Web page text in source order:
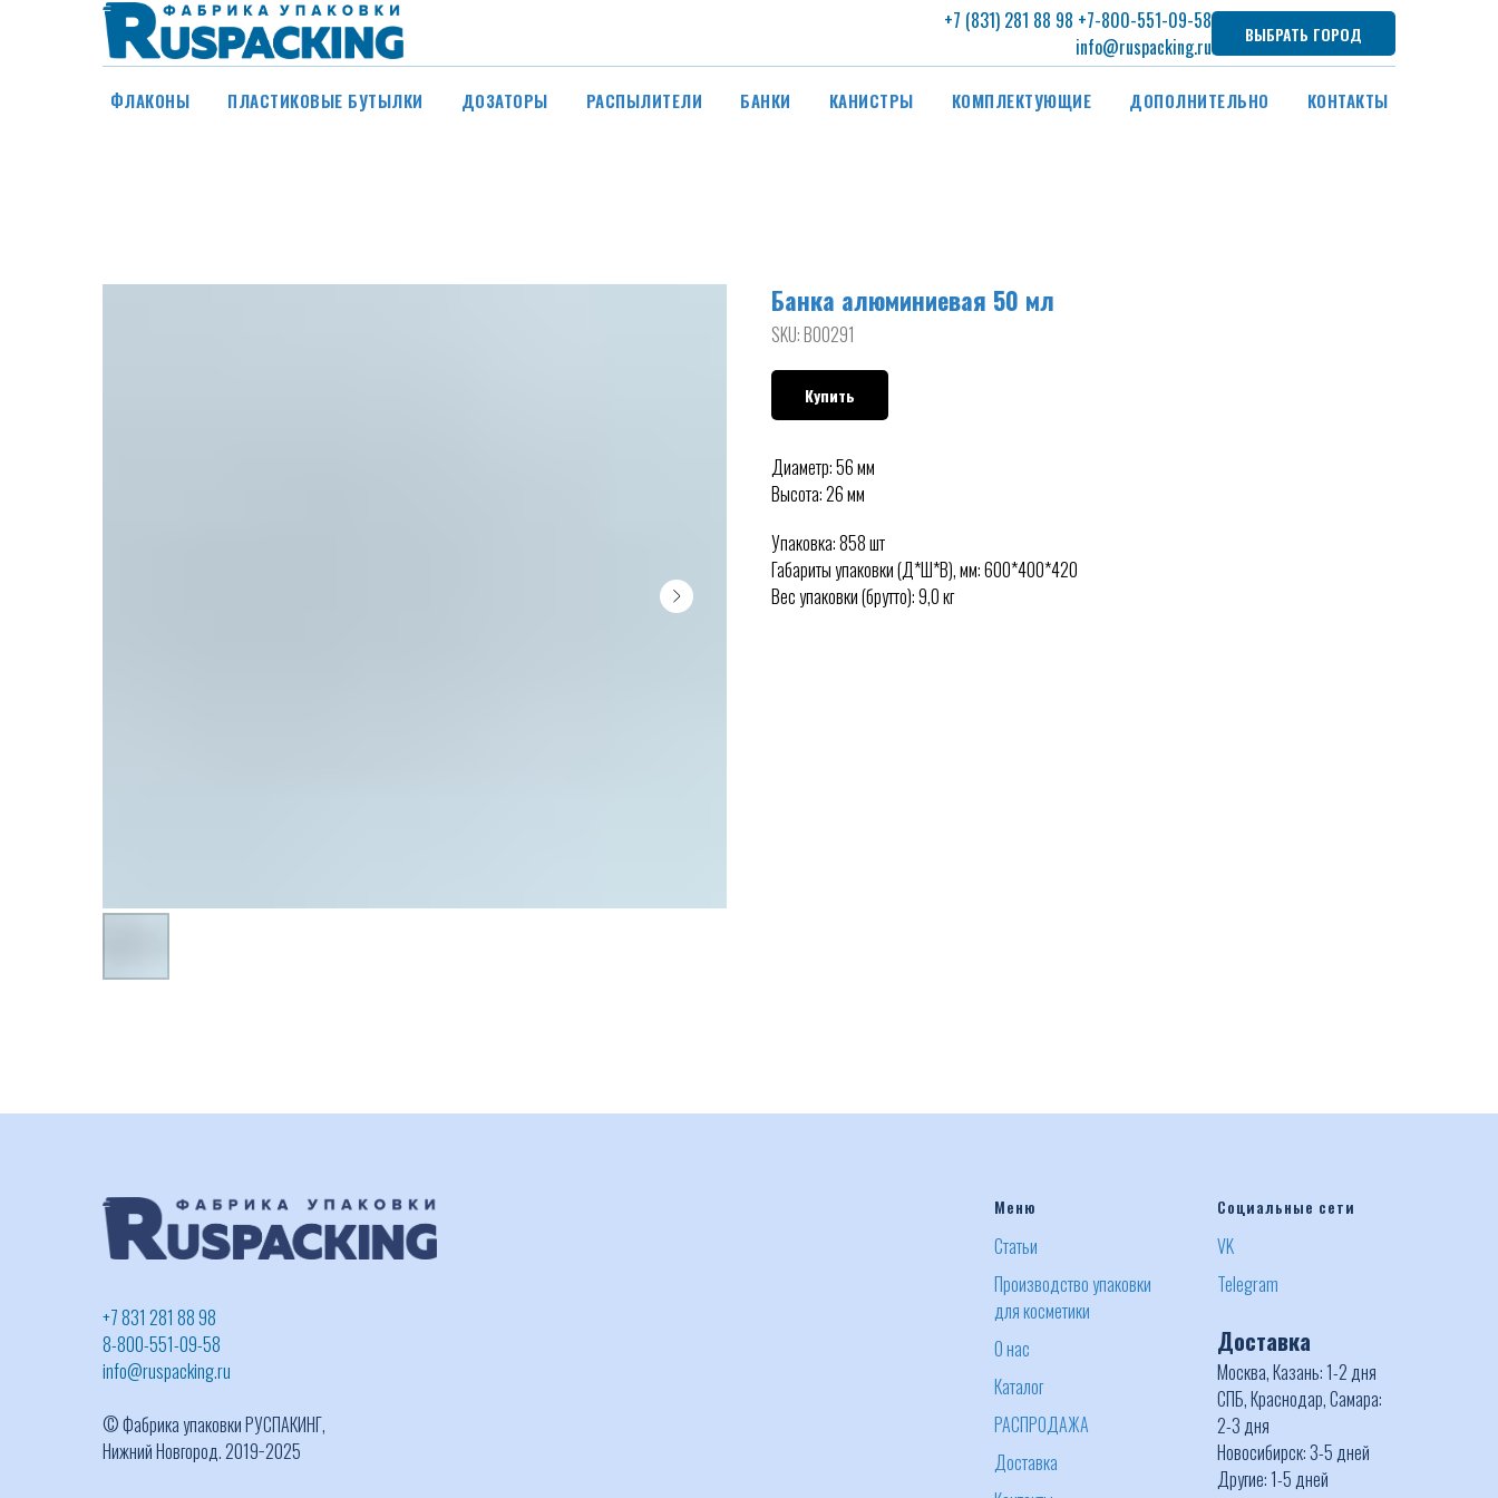
+7 (831) 281 88 98 +7-800-551-09-58
info@ruspacking.ru
ВЫБРАТЬ ГОРОД
ФЛАКОНЫ ПЛАСТИКОВЫЕ БУТЫЛКИ ДОЗАТОРЫ РАСПЫЛИТЕЛИ БАНКИ КАНИСТРЫ КОМПЛЕКТУЮЩИЕ ДОПОЛНИТЕЛЬНО КОНТАКТЫ
Банка алюминиевая 50 мл
SKU:B00291
Купить
Диаметр: 56 мм
Высота: 26 мм
Упаковка: 858 шт
Габариты упаковки (Д*Ш*В), мм: 600*400*420
Вес упаковки (брутто): 9,0 кг
+7 831 281 88 98
8-800-551-09-58
info@ruspacking.ru
© Фабрика упаковки РУСПАКИНГ,
Нижний Новгород. 2019−2025
Меню
Статьи
Производство упаковки
для косметики
О нас
Каталог
РАСПРОДАЖА
Доставка
Социальные сети
VK
Telegram
Доставка
Москва, Казань: 1-2 дня
СПБ, Краснодар, Самара:
2-3 дня
Новосибирск: 3-5 дней
Другие: 1-5 дней